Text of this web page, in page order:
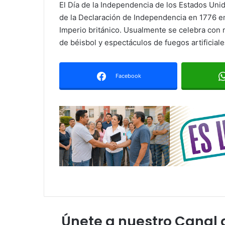
El Día de la Independencia de los Estados
de la Declaración de Independencia en 1776
Imperio británico. Usualmente se celebra
de béisbol y espectáculos de fuegos
Facebook